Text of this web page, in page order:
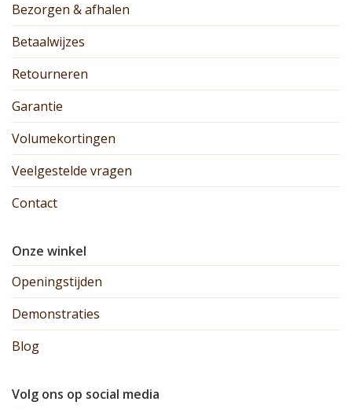
Bezorgen & afhalen
Betaalwijzes
Retourneren
Garantie
Volumekortingen
Veelgestelde vragen
Contact
Onze winkel
Openingstijden
Demonstraties
Blog
Volg ons op social media